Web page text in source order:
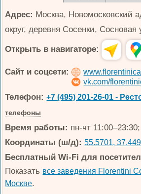
Адрес: Москва, Новомосковский
округ, деревня Сосенки,
Открыть в навигаторе:
Сайт и соцсети:
vk.com/
Телефон: +7 (495) 201-26-01 -
телефоны
Время работы: пн-чт
Координаты (ш/д): 55.5701,
Бесплатный Wi-Fi для
Показать все заведения Florentini
Москве.